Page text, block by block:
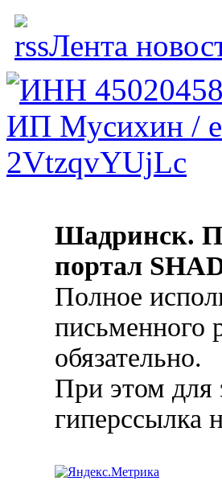
Лента
Шадринск.
портал
Полное
письменного
обязательно.
При этом для
гиперссылка